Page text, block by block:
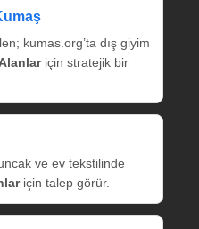
kumas.org’ta dış giyim
için stratejik bir
ve ev tekstilinde
için talep görür.